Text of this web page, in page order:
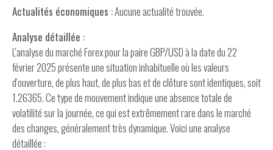
Actualités économiques :Aucune actualité trouvée.
Analyse détaillée :
L'analyse du marché Forex pour la paire GBP/USD à la date du 22
février 2025 présente une situation inhabituelle où les valeurs
d'ouverture, de plus haut, de plus bas et de clôture sont identiques, soit
1.26365. Ce type de mouvement indique une absence totale de
volatilité sur la journée, ce qui est extrêmement rare dans le marché
des changes, généralement très dynamique. Voici une analyse
détaillée :